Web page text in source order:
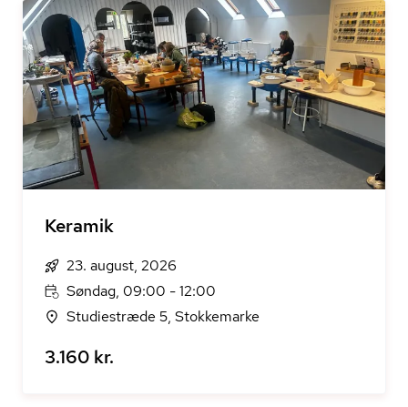
Keramik
23. august, 2026
Søndag, 09:00 - 12:00
Studiestræde 5, Stokkemarke
3.160 kr.